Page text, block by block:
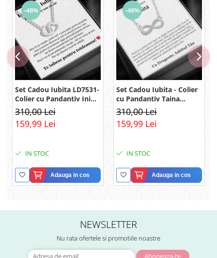
-48%
Set Cadou Iubita LD7531-
Colier cu Pandantiv Inimi
Pereche din Argint 925
placat cu rodiu, Cutie
Elegantă și Felicitare
310,00 Lei
159,99 Lei
IN STOC
Adauga in cos
-48%
Set Cadou Iubita - Colier
cu Pandantiv Taina
Infinitului din Argint 925
placat cu rodiu, Cutie
Elegantă și Mesaj
310,00 Lei
159,99 Lei
IN STOC
Adauga in cos
NEWSLETTER
Nu rata ofertele si promotiile noastre